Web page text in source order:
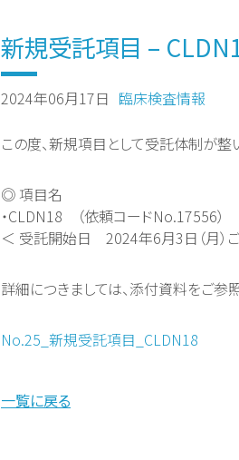
新規受託項目 –
2024年06月17日 臨床検査情報
この度、新規項目として受託体制が
◎ 項目名
・CLDN18 （依頼コードNo.17556）
＜ 受託開始日 2024年6月3日（月）
詳細につきましては、添付資料をご参
No.25_新規受託項目_CLDN18
一覧に戻る